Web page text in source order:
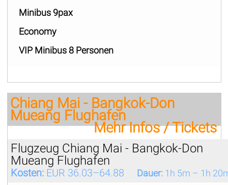
Minibus 9pax
Economy
VIP Minibus 8 Personen
Chiang Mai - Bangkok-Don
Mueang Flughafen
Mehr Infos / Tickets
Flugzeug Chiang Mai - Bangkok-Don
Mueang Flughafen
Kosten:EUR 36.03–64.88 Dauer:1h 5m – 1h